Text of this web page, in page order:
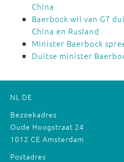
China
Baerbock wil van G7
China en Rusland
Minister Baerbock
Duitse minister
NL DE
Bezoekadres
Oude Hoogstraat 24
1012 CE Amsterdam
Postadres